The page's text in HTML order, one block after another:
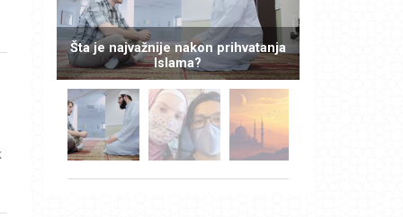
Šta je najvažnije nakon prihvatanja
Islama?